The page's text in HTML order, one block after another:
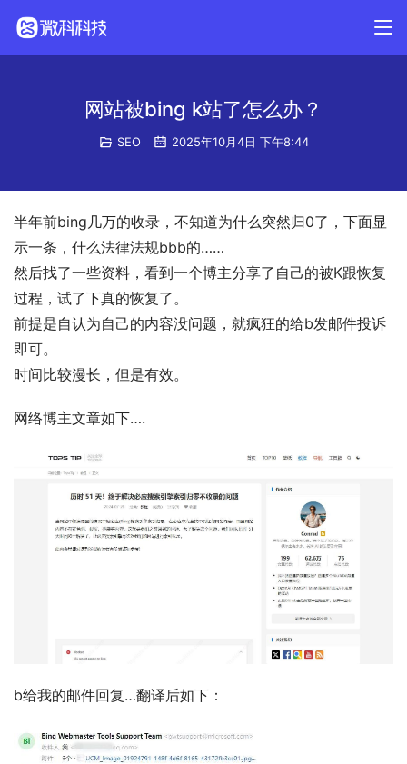
网站被bing k站了怎么办？
SEO 2025年10月4日 下午8:44
半年前bing几万的收录，不知道为什么突然归0了，下面显
示一条，什么法律法规bbb的……
然后找了一些资料，看到一个博主分享了自己的被K跟恢复
过程，试了下真的恢复了。
前提是自认为自己的内容没问题，就疯狂的给b发邮件投诉
即可。
时间比较漫长，但是有效。
网络博主文章如下….
b给我的邮件回复…翻译后如下：